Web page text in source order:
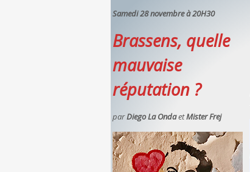
Samedi 28 novembre à 20H30
Brassens, quelle
mauvaise
réputation ?
parDiego La OndaetMister Frej